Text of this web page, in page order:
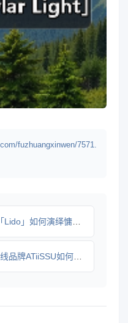
fuzhuangxinwen/7571.
何演绎慵懒海滨度假感
ATiiSSU如何定义未